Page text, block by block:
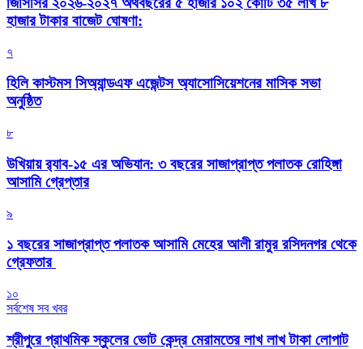
হাজার টাকার বাজেট ঘোষণা:
৭
হিলি কাস্টমস সিঅ্যান্ডএফ এজেন্টস অ্যাসোসিয়েশনের মাসিক সভা
অনুষ্ঠিত
৮
উখিয়ায় র‍্যাব-১৫ এর অভিযান: ৩ বছরের সাজাপ্রাপ্ত পলাতক রোহিঙ্গা
আসামি গ্রেপ্তার
৯
১ বছরের সাজাপ্রাপ্ত পলাতক আসামি মেহের আলী রামুর রসিদনগর থেকে
গ্রেফতার ‎
১০
সর্বশেষ সব খবর
শ্রীপুরে প্রাথমিক স্কুলের ভোট কেন্দ্র মেরামতের লাখ লাখ টাকা লোপাট